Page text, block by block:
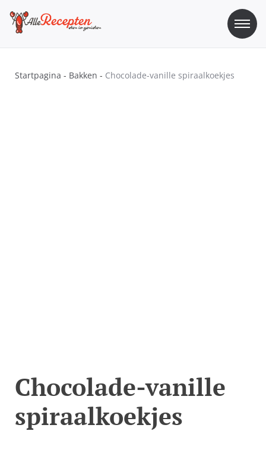
content
Startpagina - Bakken - Chocolade-vanille spiraalkoekjes
Chocolade-vanille
spiraalkoekjes